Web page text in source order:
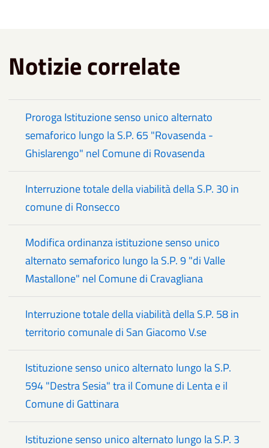
Notizie correlate
Proroga Istituzione senso unico alternato
semaforico lungo la S.P. 65 "Rovasenda -
Ghislarengo" nel Comune di Rovasenda
Interruzione totale della viabilità della S.P. 30 in
comune di Ronsecco
Modifica ordinanza istituzione senso unico
alternato semaforico lungo la S.P. 9 "di Valle
Mastallone" nel Comune di Cravagliana
Interruzione totale della viabilità della S.P. 58 in
territorio comunale di San Giacomo V.se
Istituzione senso unico alternato lungo la S.P.
594 "Destra Sesia" tra il Comune di Lenta e il
Comune di Gattinara
Istituzione senso unico alternato lungo la S.P. 3